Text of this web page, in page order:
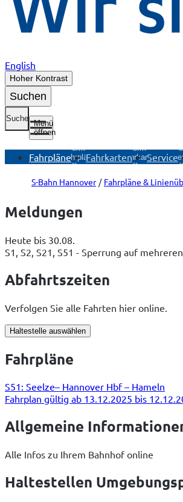
English
Hoher Kontrast
Suchen
Suche
Menü
öffnen
Fahrpläne
Untermenü
Fahrpläne
öffnen
Fahrkarten
Untermenü
Fahrkarten
öffnen
Service
S-Bahn Hannover Fahrpläne &
Meldungen
Heute bis 30.08.
S1, S2, S21, S51 - Sperrung auf
Abfahrtszeiten
Verfolgen Sie alle Fahrten hier online.
Haltestelle auswählen
Fahrpläne
S51: Seelze– Hannover Hbf – Hameln
Fahrplan gültig ab 13.12.2025 bis
Allgemeine
Alle Infos zu Ihrem Bahnhof online
Haltestellen